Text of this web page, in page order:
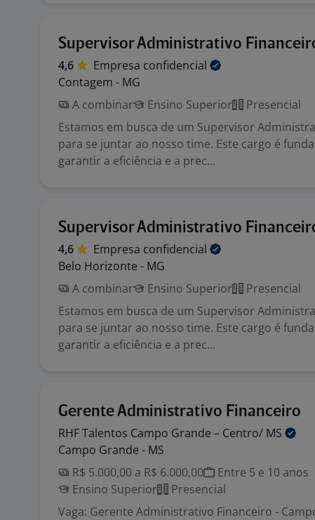
Supervisor Administrativo
4,6 Empresa confidencial
Contagem - MG
A combinar
Ensino Superior
Presencial
Estamos em busca de um Supervisor
para se juntar ao nosso time. Este cargo é
garantir a eficiência e a prec...
Supervisor Administrativo
4,6 Empresa confidencial
Belo Horizonte - MG
A combinar
Ensino Superior
Presencial
Estamos em busca de um Supervisor
para se juntar ao nosso time. Este cargo é
garantir a eficiência e a prec...
Gerente Administrativo Financeiro
RHF Talentos Campo Grande – Centro/ MS
Campo Grande - MS
R$ 5.000,00 a R$ 6.000,00
Entre 5 e 10 anos
Ensino Superior
Presencial
Vaga: Gerente Administrativo Financeiro -